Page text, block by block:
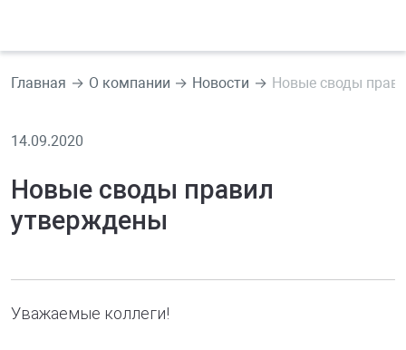
Главная О компании Новости Новые своды
14.09.2020
Новые своды правил
утверждены
Уважаемые коллеги!